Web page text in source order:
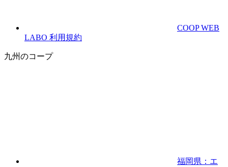
COOP WEB
LABO 利用規約
九州のコープ
福岡県：エ